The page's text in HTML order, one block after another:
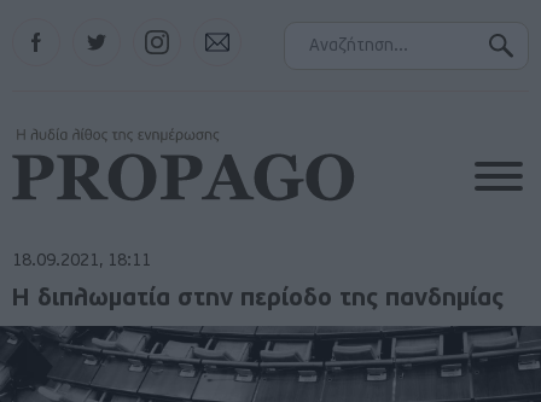
Instagram
18.09.2021, 18:11
Η διπλωματία στην περίοδο της πανδημίας